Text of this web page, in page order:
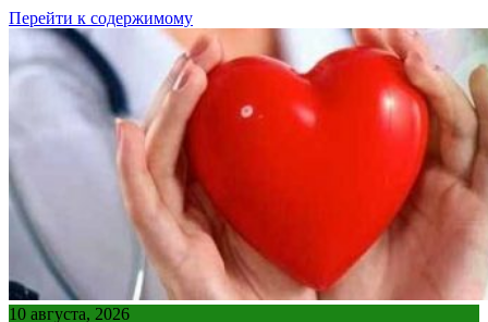
Перейти к содержимому
10 августа, 2026